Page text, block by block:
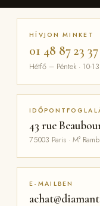
HÍVJON MINKET
01 48 87 23 37
Hétfő – Péntek · 10-
43 rue
75003 Paris · M°
E-MAILBEN